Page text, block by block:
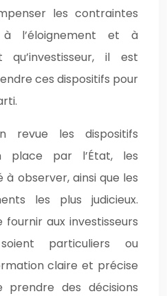
les contraintes
l’éloignement et à
qu’investisseur, il est
ces dispositifs pour
revue les dispositifs
place par l’État, les
à observer, ainsi que les
les plus judicieux.
aux investisseurs
particuliers ou
claire et précise
des décisions